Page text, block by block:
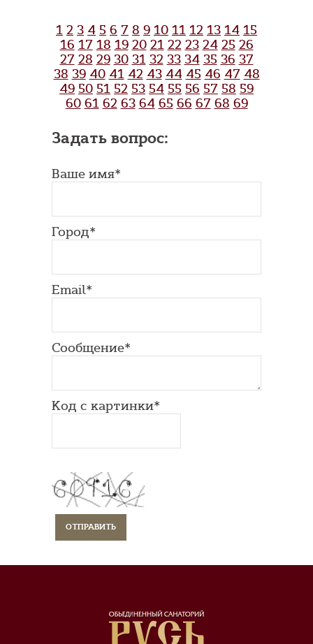
1 2 3 4 5 6 7 8 9 10 11 12 13 14 15
16 17 18 19 20 21 22 23 24 25 26
27 28 29 30 31 32 33 34 35 36 37
38 39 40 41 42 43 44 45 46 47 48
49 50 51 52 53 54 55 56 57 58 59
60 61 62 63 64 65 66 67 68 69
Задать вопрос:
Ваше имя*
Город*
Email*
Сообщение*
Код с картинки*